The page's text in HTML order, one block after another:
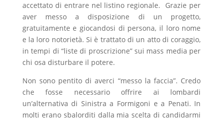
accettato di entrare nel listino regionale. Grazie per
aver messo a disposizione di un progetto,
gratuitamente e giocandosi di persona, il loro nome
e la loro notorietà. Si è trattato di un atto di coraggio,
in tempi di “liste di proscrizione” sui mass media per
chi osa disturbare il potere.
Non sono pentito di averci “messo la faccia”. Credo
che fosse necessario offrire ai lombardi
un’alternativa di Sinistra a Formigoni e a Penati. In
molti erano sbalorditi dalla mia scelta di candidarmi